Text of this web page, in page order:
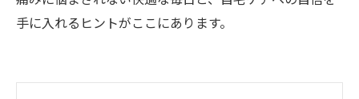
手に入れるヒントがここにあります。